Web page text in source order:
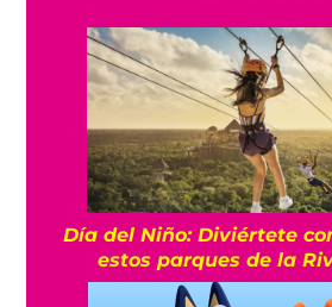
Día del Niño: Diviértete
estos parques de la